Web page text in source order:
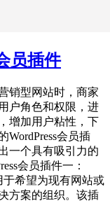
员插件
销型网站时，商家
户角色和权限，进
增加用户粘性，下
WordPress会员插
一个具有吸引力的
会员插件一：
于希望为现有网站或
方案的组织。该插